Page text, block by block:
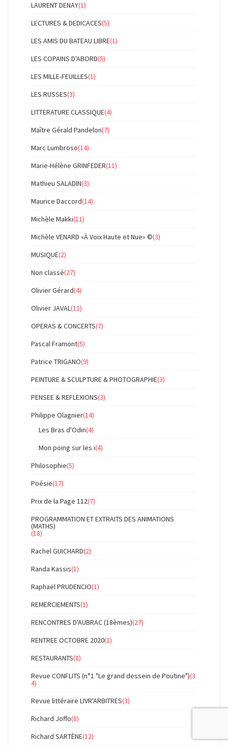
LAURENT DENAY(1)
LECTURES & DEDICACES(5)
LES AMIS DU BATEAU LIBRE(1)
LES COPAINS D'ABORD(5)
LES MILLE-FEUILLES(1)
LES RUSSES(3)
LITTERATURE CLASSIQUE(4)
Maître Gérald Pandelon(7)
Marc Lumbroso(14)
Marie-Hélène GRINFEDER(11)
Mathieu SALADIN(3)
Maurice Daccord(14)
Michèle Makki(11)
Michèle VENARD «À Voix Haute et Nue» ©(3)
MUSIQUE(2)
Non classé(27)
Olivier Gérard(4)
Olivier JAVAL(11)
OPERAS & CONCERTS(7)
Pascal Framont(5)
Patrice TRIGANO(9)
PEINTURE & SCULPTURE & PHOTOGRAPHIE(3)
PENSEE & REFLEXIONS(3)
Philippe Olagnier(14)
Les Bras d'Odin(4)
Mon poing sur les i(4)
Philosophie(5)
Poésie(17)
Prix de la Page 112(7)
PROGRAMMATION ET EXTRAITS DES ANIMATIONS
(MATHS)
(18)
Rachel GUICHARD(2)
Randa Kassis(1)
Raphaël PRUDENCIO(1)
REMERCIEMENTS(1)
RENCONTRES D'AUBRAC (18èmes)(27)
RENTREE OCTOBRE 2020(1)
RESTAURANTS(8)
Revue CONFLITS (n°1 "Le grand dessein de Poutine")(3
4)
Revue littéraire LIVR'ARBITRES(3)
Richard Joffo(8)
Richard SARTÈNE(12)